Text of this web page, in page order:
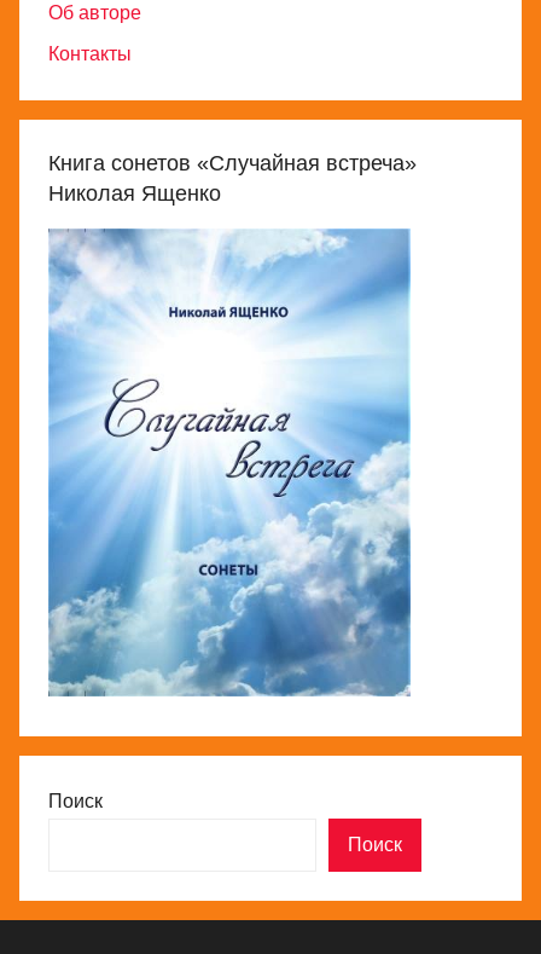
Об авторе
Контакты
Книга сонетов «Случайная встреча»
Николая Ященко
Поиск
Поиск